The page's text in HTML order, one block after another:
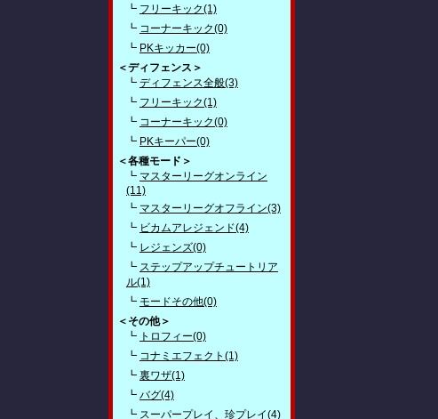
┗ フリーキック(1)
┗ コーナーキック(0)
┗ PKキッカー(0)
＜ディフェンス＞
┗ ディフェンス全般(3)
┗ フリーキック(1)
┗ コーナーキック(0)
┗ PKキーパー(0)
＜各種モード＞
┗ マスターリーグオンライン
(11)
┗ マスターリーグオフライン(3)
┗ ビカムアレジェンド(4)
┗ レジェンズ(0)
┗ ステップアップチュートリア
ル(1)
┗ モードその他(0)
＜その他＞
┗ トロフィー(0)
┗ コナミエフェクト(1)
┗ 裏ワザ(1)
┗ バグ(4)
┗ スーパープレイ、珍プレイ(4)